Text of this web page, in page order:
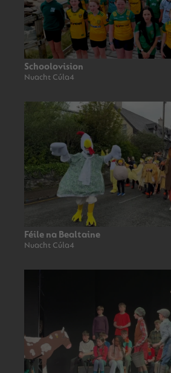
Schoolovision
Nuacht Cúla4
Féile na Bealtaine
Nuacht Cúla4